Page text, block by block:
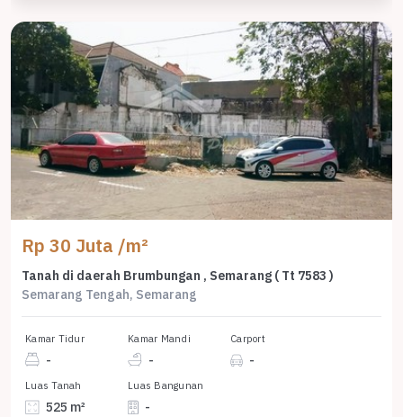
Rp 30 Juta /m²
Tanah di daerah Brumbungan , Semarang ( Tt 7583 )
Semarang Tengah, Semarang
Kamar Tidur
-
Kamar Mandi
-
Carport
-
Luas Tanah
525 m²
Luas Bangunan
-